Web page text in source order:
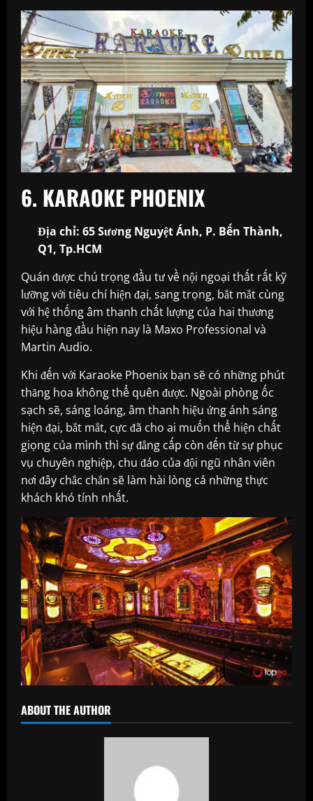
6. KARAOKE PHOENIX
Địa chỉ: 65 Sương Nguyệt Ánh, P. Bến Thành,
Q1, Tp.HCM
Quán được chú trọng đầu tư về nội ngoại thất rất kỹ
lưỡng với tiêu chí hiện đại, sang trọng, bắt mắt cùng
với hệ thống âm thanh chất lượng của hai thương
hiệu hàng đầu hiện nay là Maxo Professional và
Martin Audio.
Khi đến với Karaoke Phoenix bạn sẽ có những phút
thăng hoa không thể quên được. Ngoài phòng ốc
sạch sẽ, sáng loáng, âm thanh hiệu ứng ánh sáng
hiện đại, bắt mắt, cực đã cho ai muốn thể hiện chất
giọng của mình thì sự đẳng cấp còn đến từ sự phục
vụ chuyên nghiệp, chu đáo của đội ngũ nhân viên
nơi đây chắc chắn sẽ làm hài lòng cả những thực
khách khó tính nhất.
ABOUT THE AUTHOR